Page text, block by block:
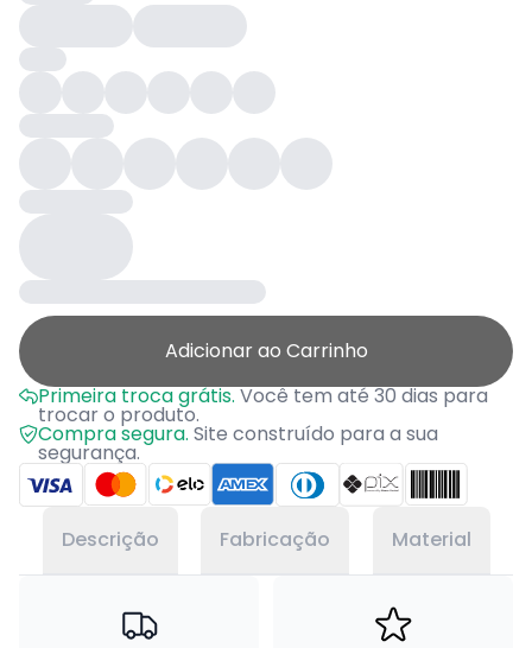
Adicionar ao Carrinho
Primeira troca grátis.Você tem até 30 dias para
trocar o produto.
Compra segura. Site construído para a sua
segurança.
Descrição Fabricação Material